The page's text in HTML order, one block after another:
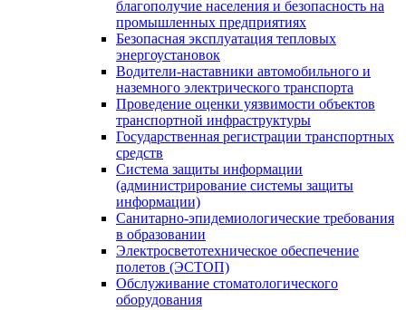
благополучие населения и безопасность на
промышленных предприятиях
Безопасная эксплуатация тепловых
энергоустановок
Водители-наставники автомобильного и
наземного электрического транспорта
Проведение оценки уязвимости объектов
транспортной инфраструктуры
Государственная регистрации транспортных
средств
Система защиты информации
(администрирование системы защиты
информации)
Санитарно-эпидемиологические требования
в образовании
Электросветотехническое обеспечение
полетов (ЭСТОП)
Обслуживание стоматологического
оборудования